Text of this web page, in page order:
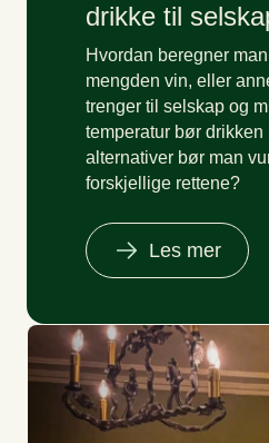
drikke til
Hvordan beregner
mengden vin, eller
trenger til selskap og
temperatur bør drikken
alternativer bør man
forskjellige rettene?
Les mer